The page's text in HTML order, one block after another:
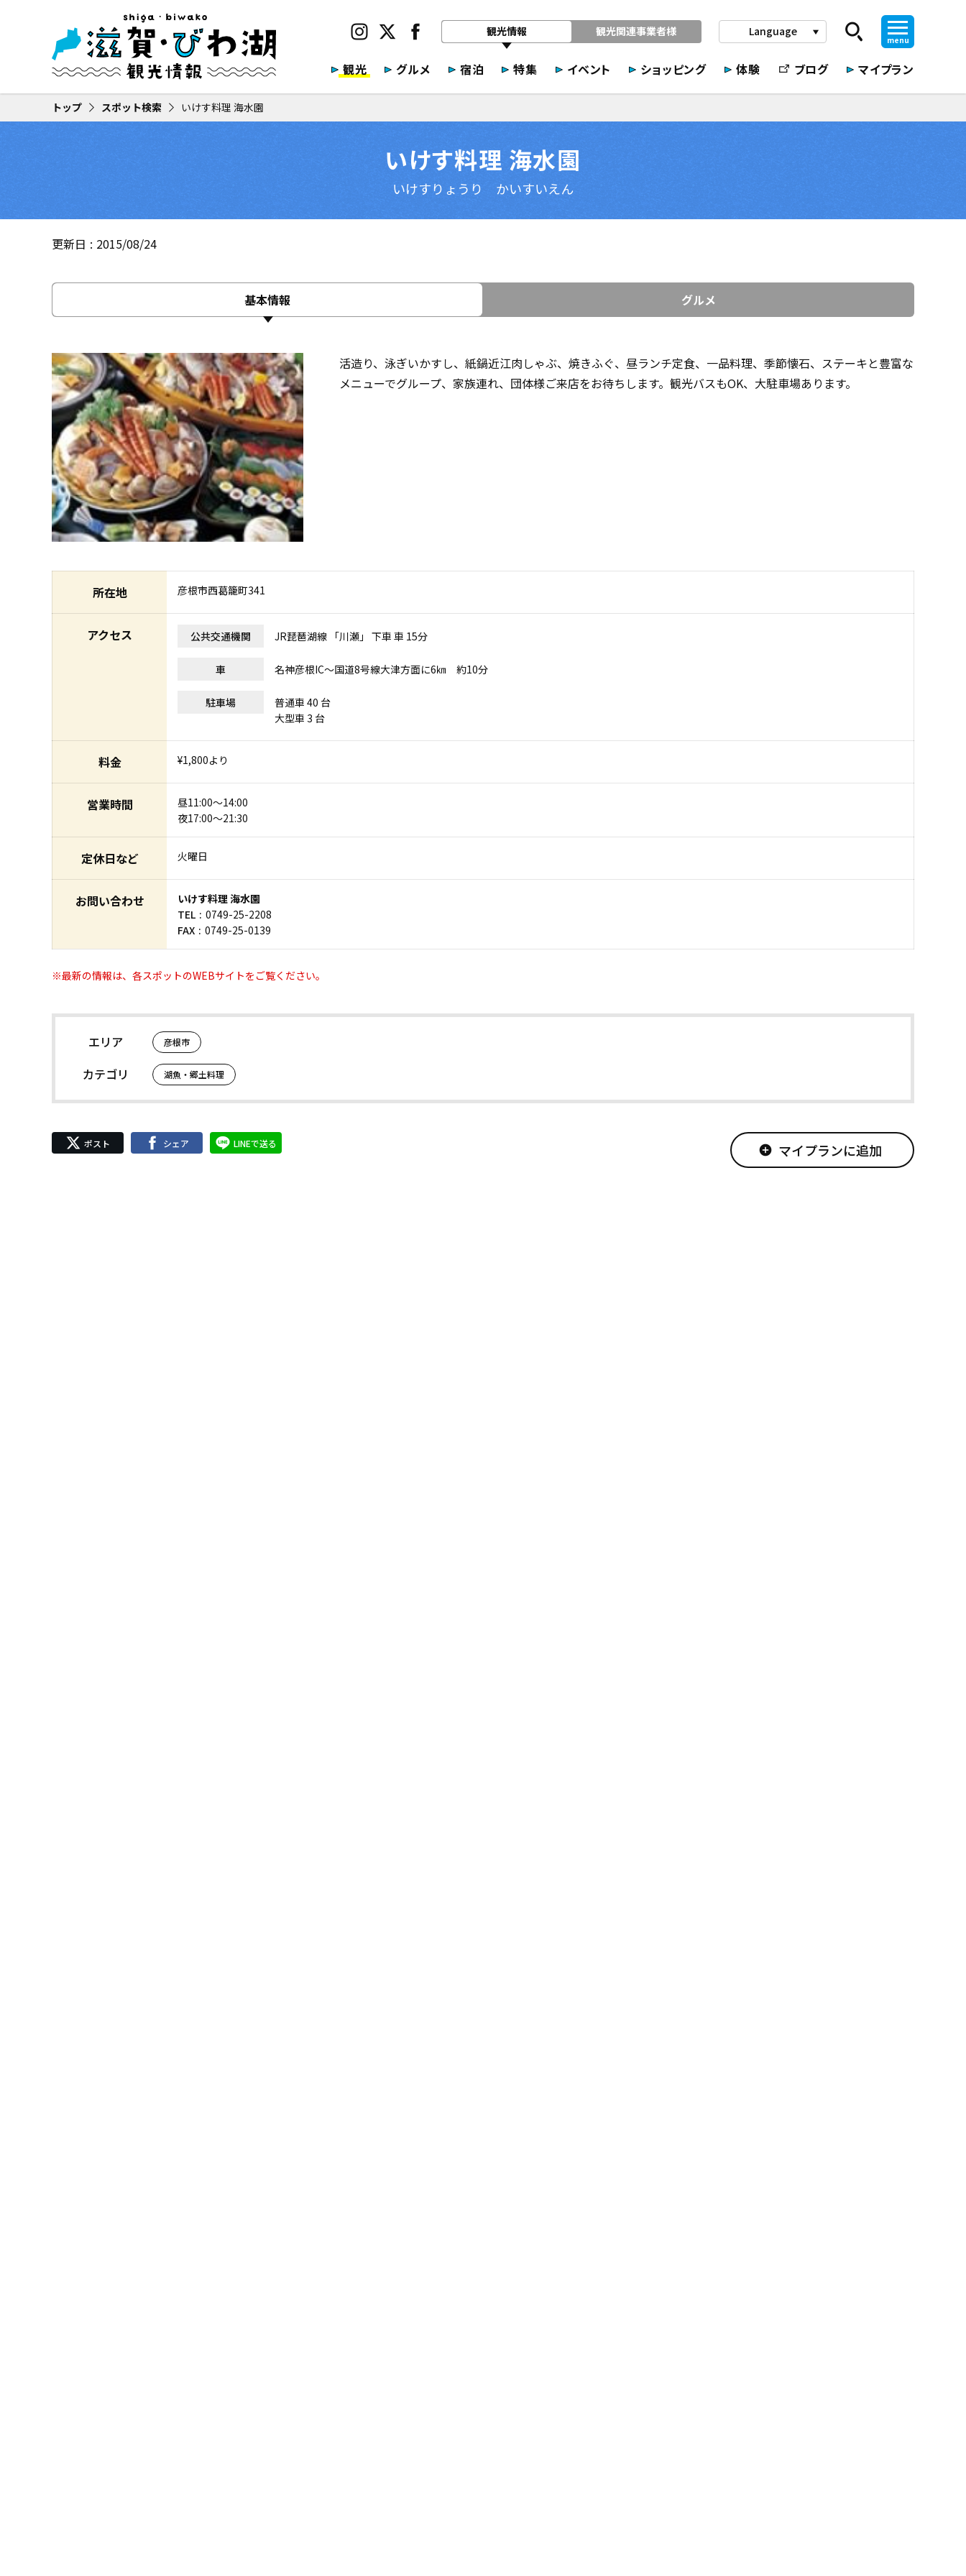
観光情報 観光関連事業者様 Language play_arrow
menu
観光 グルメ 宿泊 特集 イベント ショッピング 体験 ブログ マイプラン
トップ スポット検索 いけす料理 海水園
いけす料理 海水園
いけすりょうり かいすいえん
更新日 2015/08/24
基本情報 グルメ
活造り、泳ぎいかすし、紙鍋近江肉しゃぶ、焼きふぐ、昼ランチ定食、一品料理、季節懐石、ステーキと豊富な
メニューでグループ、家族連れ、団体様ご来店をお待ちします。観光バスもOK、大駐車場あります。
所在地 彦根市西葛籠町341
アクセス 公共交通機関 JR琵琶湖線 「川瀬」 下車 車 15分
車 名神彦根IC〜国道8号線大津方面に6㎞ 約10分
駐車場
普通車 40 台
大型車 3 台
料金 ¥1,800より
営業時間
昼11:00～14:00
夜17:00～21:30
定休日など 火曜日
お問い合わせ
いけす料理 海水園
TEL
0749-25-2208
FAX
0749-25-0139
※最新の情報は、各スポットのWEBサイトをご覧ください。
エリア 彦根市
カテゴリ 湖魚・郷土料理
ポスト シェア LINEで送る add_circle マイプランに追加